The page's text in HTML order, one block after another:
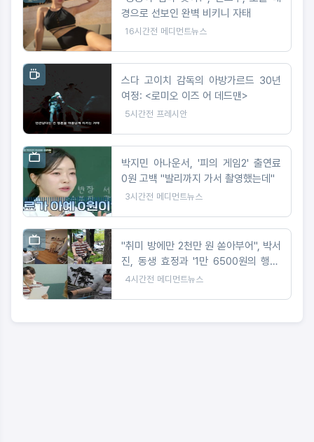
경으로 선보인 완벽 비키니 자태
16시간전 메디먼트뉴스
스다 고이치 감독의 아방가르드 30년
여정: <로미오 이즈 어 데드맨>
5시간전 프레시안
박지민 아나운서, '피의 게임2' 출연료
0원 고백 "발리까지 가서 촬영했는데"
3시간전 메디먼트뉴스
"취미 방에만 2천만 원 쏟아부어", 박서
진, 동생 효정과 '1만 6500원의 행복'
도전
4시간전 메디먼트뉴스